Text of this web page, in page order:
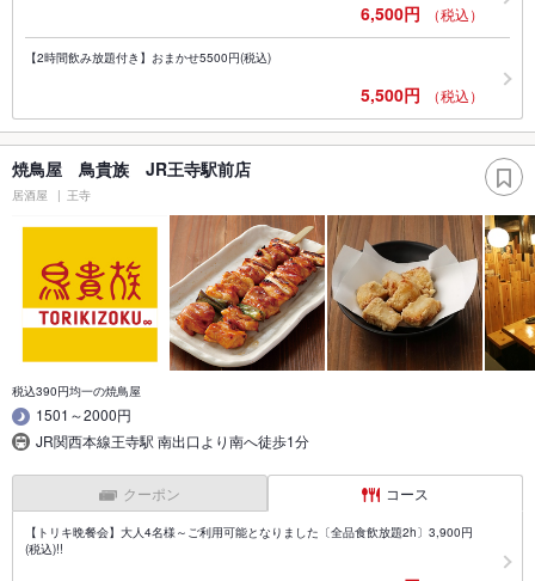
6,500円 （税込）
【2時間飲み放題付き】おまかせ5500円(税込)
5,500円 （税込）
焼鳥屋 鳥貴族 JR王寺駅前店
居酒屋 王寺
税込390円均一の焼鳥屋
1501～2000円
JR関西本線王寺駅 南出口より南へ徒歩1分
クーポン コース
【トリキ晩餐会】大人4名様～ご利用可能となりました〔全品食飲放題2h〕3,900円
(税込)!!